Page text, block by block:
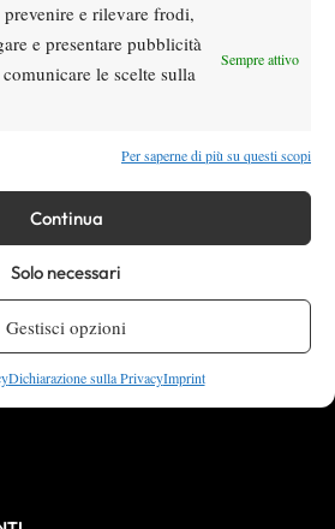
e rilevare frodi,
e presentare pubblicità
le scelte sulla
Sempre attivo
Per saperne di più su questi scopi
Continua
Solo necessari
Gestisci opzioni
Dichiarazione sulla PrivacyImprint
SRL, P.iva 14250480960
Alessandro Nizegorodcew